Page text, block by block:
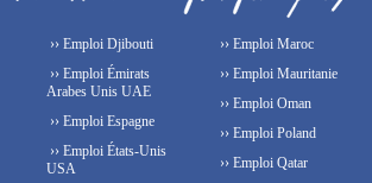
›› Emploi Djibouti
›› Emploi Émirats
Arabes Unis UAE
›› Emploi Espagne
›› Emploi États-Unis
USA
›› Emploi Maroc
›› Emploi Mauritanie
›› Emploi Oman
›› Emploi Poland
›› Emploi Qatar